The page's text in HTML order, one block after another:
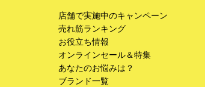
店舗で実施中のキャンペーン
売れ筋ランキング
お役立ち情報
オンラインセール＆特集
あなたのお悩みは？
ブランド一覧